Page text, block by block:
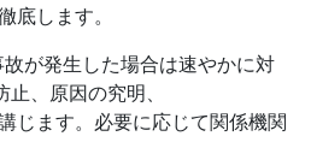
します。
が発生した場合は速やかに対
、原因の究明、
ます。必要に応じて関係機関